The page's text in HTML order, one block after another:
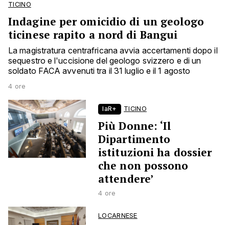
TICINO
Indagine per omicidio di un geologo
ticinese rapito a nord di Bangui
La magistratura centrafricana avvia accertamenti dopo il
sequestro e l'uccisione del geologo svizzero e di un
soldato FACA avvenuti tra il 31 luglio e il 1 agosto
4 ore
laR+ TICINO
Più Donne: ‘Il
Dipartimento
istituzioni ha dossier
che non possono
attendere’
4 ore
LOCARNESE